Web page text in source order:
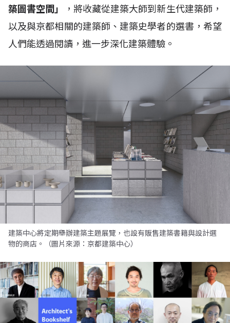
築圖書空間」
，將收藏從建築大師到新生代建築師，
以及與京都相關的建築師、建築史學者的選書，希望
人們能透過閱讀，進一步深化建築體驗。
建築中心將定期舉辦建築主題展覽，也設有販售建築書籍與設計選
物的商店。（圖片來源：京都建築中心）